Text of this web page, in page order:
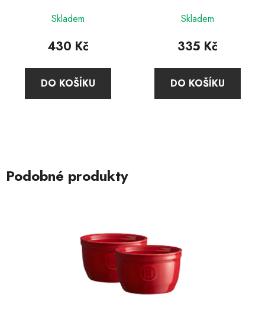
Skladem
430 Kč
DO KOŠÍKU
Skladem
335 Kč
DO KOŠÍKU
Podobné produkty